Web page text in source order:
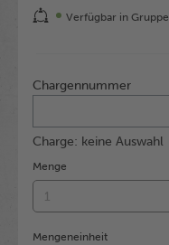
Verfügbar in Gruppe
Chargennummer
Charge: keine Auswahl
Menge
Mengeneinheit